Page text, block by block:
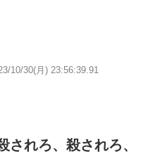
10/30(月) 23:56:39.91
されろ、殺されろ、